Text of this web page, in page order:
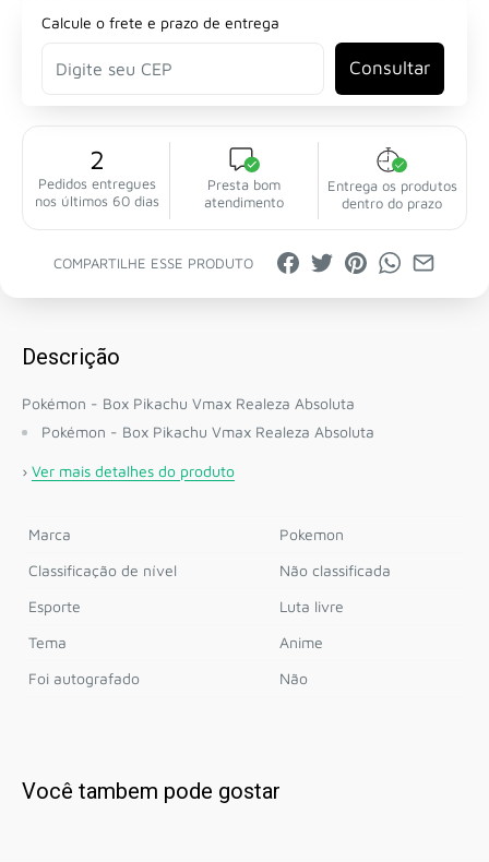
Calcule o frete e prazo de entrega
Consultar
2
Pedidos entregues
nos últimos 60 dias
Presta bom
atendimento
Entrega os produtos
dentro do prazo
COMPARTILHE ESSE PRODUTO
Descrição
Pokémon - Box Pikachu Vmax Realeza Absoluta
Pokémon - Box Pikachu Vmax Realeza Absoluta
› Ver mais detalhes do produto
Marca
Pokemon
Classificação de nível
Não classificada
Esporte
Luta livre
Tema
Anime
Foi autografado
Não
Você tambem pode gostar